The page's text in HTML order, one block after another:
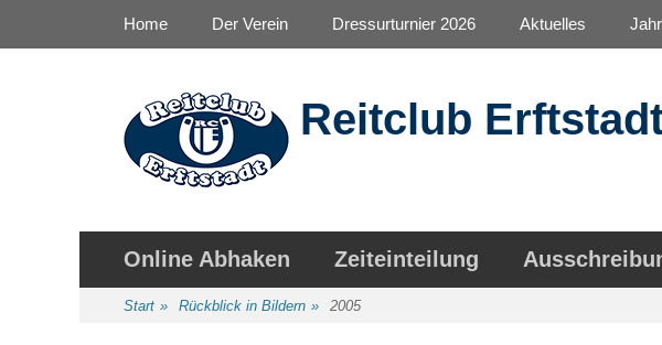
Reitclub
Primäres Menü
Home Der Verein Dressurturnier 2026 Aktuelles
Sekundäres Menü
Inhalt
springen
Online Abhaken Zeiteinteilung
Start » Rückblick in Bildern » 2005